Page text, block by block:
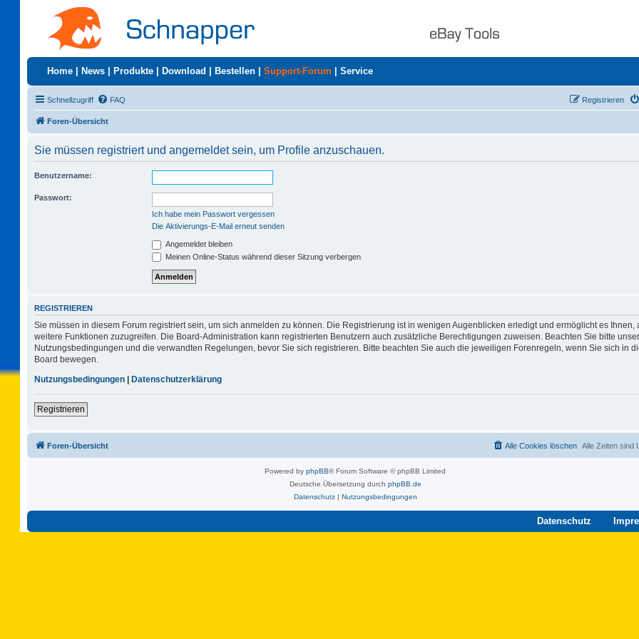
Home News Produkte Download Bestellen Support-Forum Service
Schnellzugriff FAQ Registrieren
Foren-Übersicht
Sie müssen registriert und angemeldet sein, um Profile anzuschauen.
Benutzername:
Passwort:
Ich habe mein Passwort vergessen
Die Aktivierungs-E-Mail erneut senden
Angemeldet bleiben
Meinen Online-Status während dieser Sitzung verbergen
REGISTRIEREN
Sie müssen in diesem Forum registriert sein, um sich anmelden zu können. Die Registrierung ist in wenigen Augenblicken erledigt und ermöglicht es Ihnen,
weitere Funktionen zuzugreifen. Die Board-Administration kann registrierten Benutzern auch zusätzliche Berechtigungen zuweisen. Beachten Sie bitte
Nutzungsbedingungen und die verwandten Regelungen, bevor Sie sich registrieren. Bitte beachten Sie auch die jeweiligen Forenregeln, wenn Sie sich in
Board bewegen.
Nutzungsbedingungen | Datenschutzerklärung
Registrieren
Foren-Übersicht Alle Zeiten sind
Alle Cookies löschen
Powered by phpBB® Forum Software © phpBB Limited
Deutsche Übersetzung durch phpBB.de
Datenschutz| Nutzungsbedingungen
Datenschutz